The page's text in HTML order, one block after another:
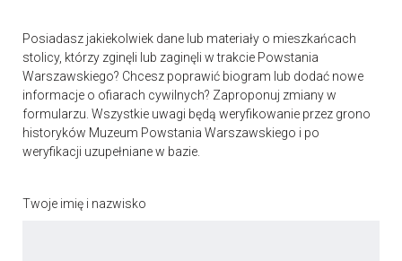
Posiadasz jakiekolwiek dane lub materiały o mieszkańcach
stolicy, którzy zginęli lub zaginęli w trakcie Powstania
Warszawskiego? Chcesz poprawić biogram lub dodać nowe
informacje o ofiarach cywilnych? Zaproponuj zmiany w
formularzu. Wszystkie uwagi będą weryfikowanie przez grono
historyków Muzeum Powstania Warszawskiego i po
weryfikacji uzupełniane w bazie.
Twoje imię i nazwisko